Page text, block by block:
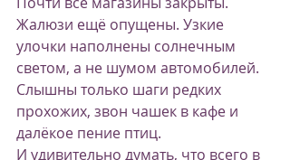
Жалюзи ещё опущены. Узкие
улочки наполнены солнечным
светом, а не шумом автомобилей.
Слышны только шаги редких
прохожих, звон чашек в кафе и
далёкое пение птиц.
И удивительно думать, что всего в